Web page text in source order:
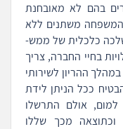
בהם לא מאובחנת
המשפחה משתנים ללא
כלכלית של ממש-
בחיי החברה, צריך
ההריון לשירותי
ככל הניתן לידת
אולם התרשלו
מכך שללו